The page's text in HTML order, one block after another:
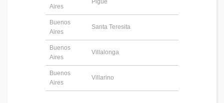
Aires
Pigüé
Buenos
Aires
Santa Teresita
Buenos
Aires
Villalonga
Buenos
Aires
Villarino